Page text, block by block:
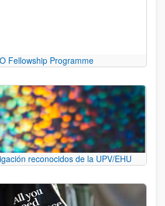
Fellowship Programme
reconocidos de la UPV/EHU